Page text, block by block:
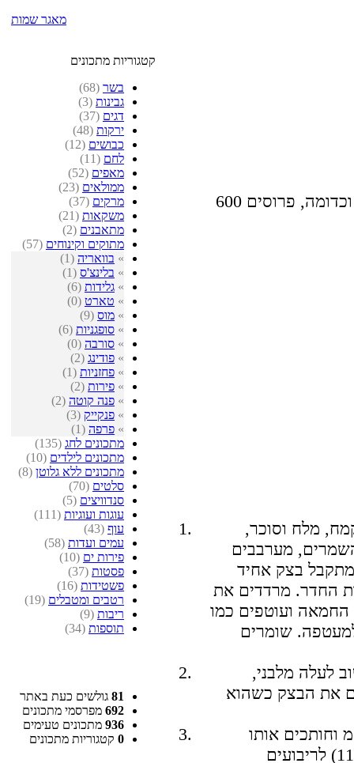
מאגר שמות
קטגוריות מתכונים
בשר (68)
גבינות (3)
דגים (37)
ירקות (48)
כבושים (12)
לחם (11)
מאפים (52)
ממולאים (23)
מרקים (37)
משקאות (21)
מתאבנים (2)
מתוקים וקינוחים (57)
» בוואריה (1)
» בלינצ'ס (1)
» גלידות (6)
» טארט (0)
» מוס (9)
» סופגניות (6)
» סורבה (0)
» פודינג (2)
» פחזניות (1)
» פירות (2)
» פנה קוטה (2)
» פנקייק (3)
» פרפה (1)
מתכונים לחג (135)
מתכונים לילדים (10)
מתכונים ללא גלוטן (8)
סלטים (70)
סנדוויצים (5)
עוגות ועוגיות (111)
עוף (43)
עמים ועדות (58)
פירות ים (10)
פסטות (37)
פשטידות (16)
רטבים ומטבלים (19)
ריבות (9)
תוספות (34)
81 גולשים כעת באתר
692 מפרסמי מתכונים
936 מתכונים טעימים
0 קטגוריות מתכונים
600 גרם פירות: תותים, שזיפים, אפרסקים וכדומה, פרוסים
מלח וסוכר,
מערבבים
בצק אחיד
בטמפרטורת החדר. מרדדים את
החמאה ועוטפים כמו
שומרים
לעלה מלבני,
את הבצק כשהוא
את הבצק לעובי 3 מ"מ וחותכים אותו